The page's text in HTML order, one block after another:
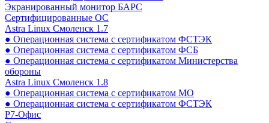
Экранированный монитор БАРС
Сертифицированные ОС
Astra Linux Смоленск 1.7
● Операционная система с сертификатом ФСТЭК
● Операционная система с сертификатом ФСБ
● Операционная система с сертификатом Министерства
обороны
Astra Linux Смоленск 1.8
● Операционная система с сертификатом МО
● Операционная система с сертификатом ФСТЭК
Р7-Офис